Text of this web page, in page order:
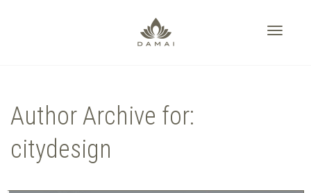
Author Archive for:
citydesign